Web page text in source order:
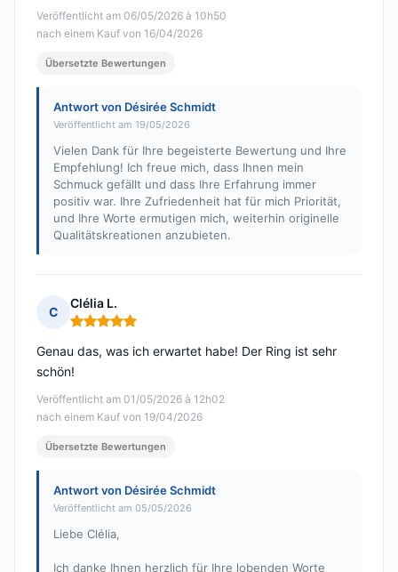
Veröffentlicht am 06/05/2026 à 10h50
nach einem Kauf von 16/04/2026
Übersetzte Bewertungen
Antwort von Désirée Schmidt
Veröffentlicht am 19/05/2026
Vielen Dank für Ihre begeisterte Bewertung und Ihre
Empfehlung! Ich freue mich, dass Ihnen mein
Schmuck gefällt und dass Ihre Erfahrung immer
positiv war. Ihre Zufriedenheit hat für mich Priorität,
und Ihre Worte ermutigen mich, weiterhin originelle
Qualitätskreationen anzubieten.
C
Clélia L.
Hinweis: 5 von 5
Veröffentlicht am 01/05/2026 à 12h02
nach einem Kauf von 19/04/2026
Genau das, was ich erwartet habe! Der Ring ist sehr
schön!
Übersetzte Bewertungen
Antwort von Désirée Schmidt
Veröffentlicht am 05/05/2026
Liebe Clélia,
Ich danke Ihnen herzlich für Ihre lobenden Worte